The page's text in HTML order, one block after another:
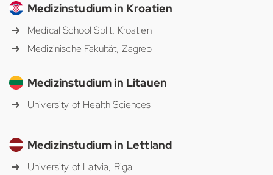
Medizinstudium in Kroatien
Medical School Split, Kroatien
Medizinische Fakultät, Zagreb
Medizinstudium in Litauen
University of Health Sciences
Medizinstudium in Lettland
University of Latvia, Riga